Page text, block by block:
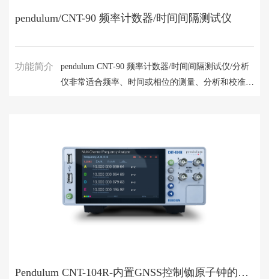
pendulum/CNT-90 频率计数器/时间间隔测试仪
功能简介
pendulum CNT-90 频率计数器/时间间隔测试仪/分析
仪非常适合频率、时间或相位的测量、分析和校准。
Pendulum CNT-104R-内置GNSS控制铷原子钟的频率计/时间间隔分析仪